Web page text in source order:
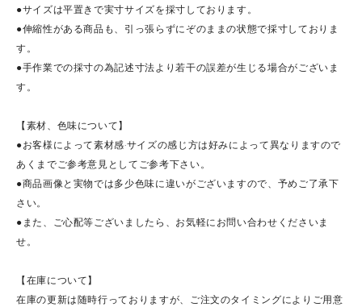
●サイズは平置きで実寸サイズを採寸しております。
●伸縮性がある商品も、引っ張らずにぞのままの状態で採寸しておりま
す。
●手作業での採寸の為記述寸法より若干の誤差が生じる場合がございま
す。
【素材、色味について】
●お客様によって素材感·サイズの感じ方は好みによって異なりますので
あくまでご参考意見としてご参考下さい。
●商品画像と実物では多少色味に違いがございますので、予めご了承下
さい。
●また、ご心配等ございましたら、お気軽にお問い合わせくださいま
せ。
【在庫について】
在庫の更新は随時行っておりますが、ご注文のタイミングによりご用意